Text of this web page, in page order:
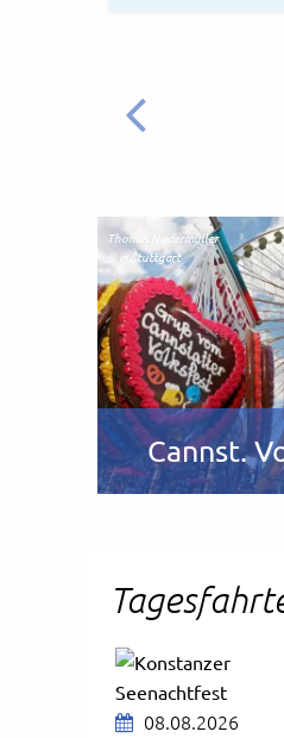
ZURÜCK
Cannst.
Thomas Niedermüller
© in.Stuttgart
08.08.2026